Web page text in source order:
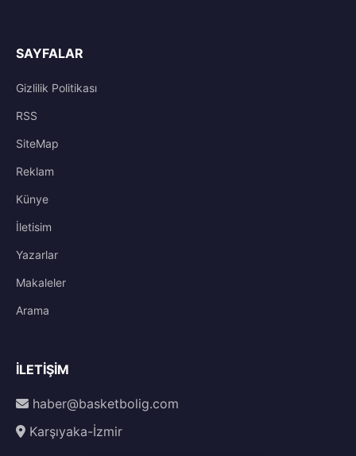
SAYFALAR
Gizlilik Politikası
RSS
SiteMap
Reklam
Künye
İletisim
Yazarlar
Makaleler
Arama
İLETIŞIM
haber@basketbolig.com
Karşıyaka-İzmir